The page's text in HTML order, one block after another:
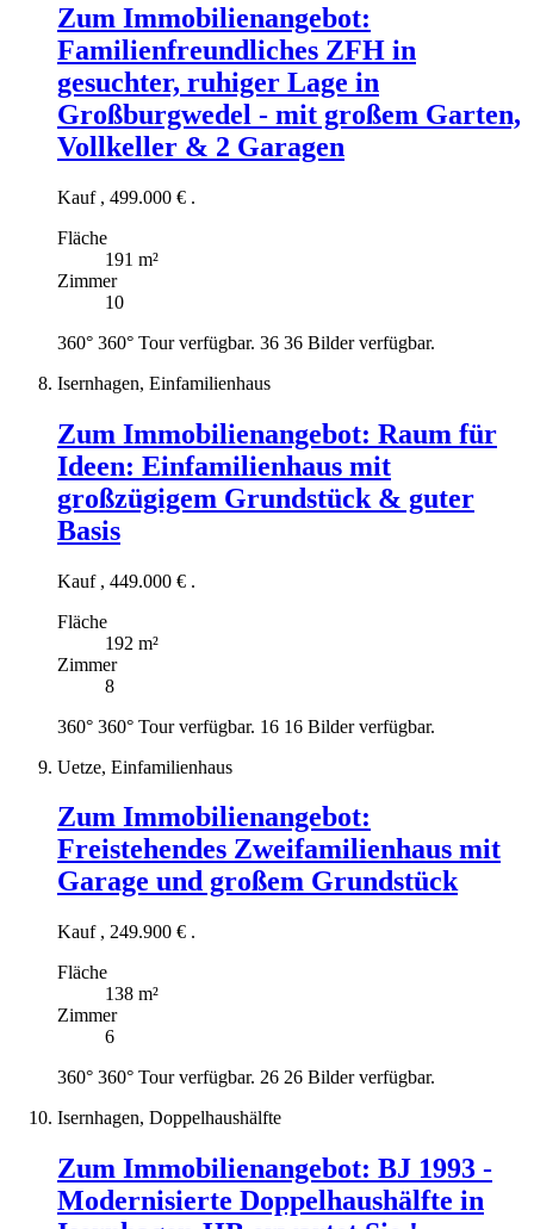
Zum Immobilienangebot:
Familienfreundliches ZFH in
gesuchter, ruhiger Lage in
Großburgwedel - mit großem Garten,
Vollkeller & 2 Garagen
Kauf , 499.000 € .
Fläche
191 m²
Zimmer
10
360° 360° Tour verfügbar. 36 36 Bilder verfügbar.
Isernhagen, Einfamilienhaus
Zum Immobilienangebot: Raum für
Ideen: Einfamilienhaus mit
großzügigem Grundstück & guter
Basis
Kauf , 449.000 € .
Fläche
192 m²
Zimmer
8
360° 360° Tour verfügbar. 16 16 Bilder verfügbar.
Uetze, Einfamilienhaus
Zum Immobilienangebot:
Freistehendes Zweifamilienhaus mit
Garage und großem Grundstück
Kauf , 249.900 € .
Fläche
138 m²
Zimmer
6
360° 360° Tour verfügbar. 26 26 Bilder verfügbar.
Isernhagen, Doppelhaushälfte
Zum Immobilienangebot: BJ 1993 -
Modernisierte Doppelhaushälfte in